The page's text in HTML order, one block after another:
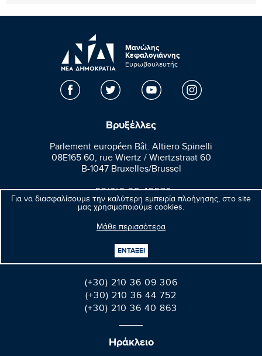
Για να διασφαλίσουμε την καλύτερη εμπειρία πλοήγησης, στο site
μας χρησιμοποιούμε cookies.
Μάθε περισσότερα
ΕΝΤΑΞΕΙ
Μανώλης
Κεφαλογιάννης
Ευρωβουλευτής
Βρυξέλλες
Parlement européen Bât. Altiero Spinelli
08E165 60, rue Wiertz / Wiertzstraat 60
B-1047 Bruxelles/Brussel
+32(0)2 28 45570
+32(0)2 28 49570
Βαλαωρίτου 9A, Aθήνα 106 71
(+30) 210 36 09 306
(+30) 210 36 44 752
(+30) 210 36 40 863
Ηράκλειο